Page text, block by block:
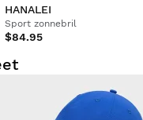
4 jaar geleden
HANALEI
Sport zonnebril
$84.95